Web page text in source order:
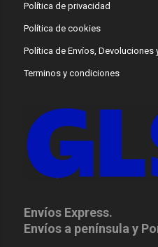
Política de privacidad
Política de cookies
Política de Envíos, Devoluciones
Terminos y condiciones
Envíos Express.
Envíos a península y